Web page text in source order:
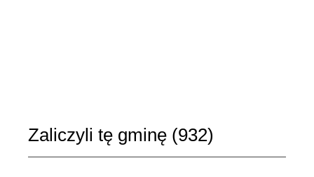
Zaliczyli tę gminę (932)